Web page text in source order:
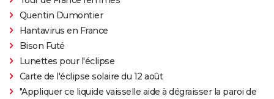
Quentin Dumontier
Hantavirus en France
Bison Futé
Lunettes pour l'éclipse
Carte de l'éclipse solaire du 12 août
"Appliquer ce liquide vaisselle aide à dégraisser la paroi de